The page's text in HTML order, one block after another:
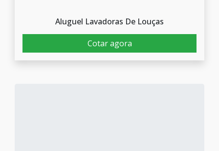
Aluguel Lavadoras De Louças
Cotar agora